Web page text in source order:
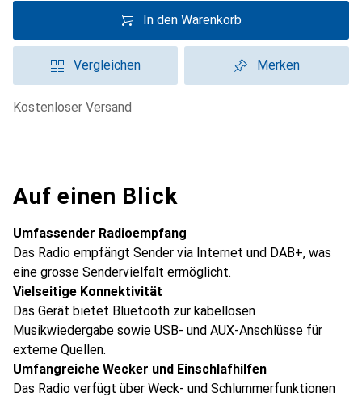
In den Warenkorb
Vergleichen Merken
kostenloser Versand
Auf einen Blick
Umfassender Radioempfang
Das Radio empfängt Sender via Internet und DAB+, was
eine grosse Sendervielfalt ermöglicht.
Vielseitige Konnektivität
Das Gerät bietet Bluetooth zur kabellosen
Musikwiedergabe sowie USB- und AUX-Anschlüsse für
externe Quellen.
Umfangreiche Wecker und Einschlafhilfen
Das Radio verfügt über Weck- und Schlummerfunktionen